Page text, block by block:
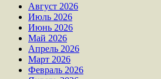
Август 2026
Июль 2026
Июнь 2026
Май 2026
Апрель 2026
Март 2026
Февраль 2026